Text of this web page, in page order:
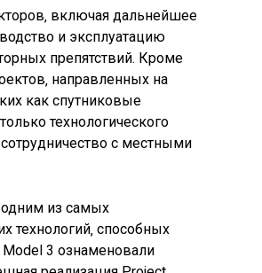
включая дальнейшее
и эксплуатацию
препятствий. Кроме
направленных на
как спутниковые
технологического
сотрудничество с местными
одним из самых
технологий‚ способных
3 ознаменовали